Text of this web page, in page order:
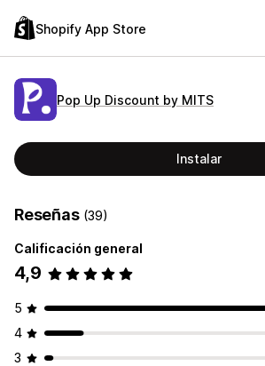
Shopify App Store
Pop Up Discount by MITS
Instalar
Reseñas (39)
Calificación general
4,9
5
4
3